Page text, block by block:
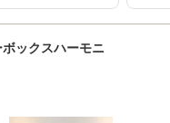
ックスハーモニ